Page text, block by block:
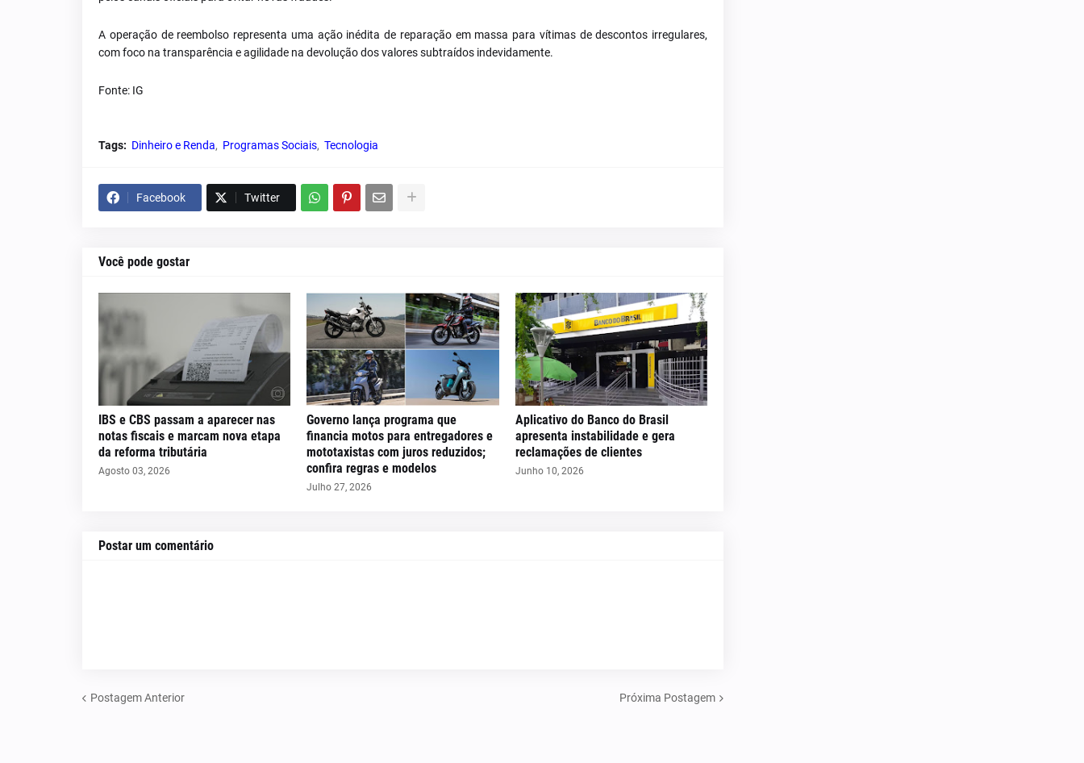
A operação de reembolso representa uma ação inédita de reparação em massa para vítimas de descontos irregulares,
com foco na transparência e agilidade na devolução dos valores subtraídos indevidamente.
Fonte: IG
Tags: Dinheiro e Renda Programas Sociais Tecnologia
Facebook Twitter
Você pode gostar
IBS e CBS passam a aparecer nas
notas fiscais e marcam nova etapa
da reforma tributária
Agosto 03, 2026
Governo lança programa que
financia motos para entregadores e
mototaxistas com juros reduzidos;
confira regras e modelos
Julho 27, 2026
Aplicativo do Banco do Brasil
apresenta instabilidade e gera
reclamações de clientes
Junho 10, 2026
Postar um comentário
Postagem Anterior Próxima Postagem